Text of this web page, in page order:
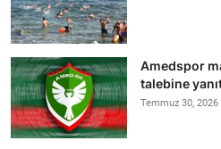
Amedspor
talebine
Temmuz 30, 2026